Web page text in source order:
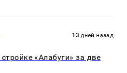
13 дней назад
«Алабуги» за две